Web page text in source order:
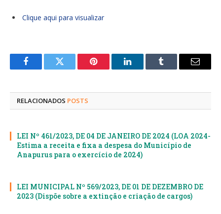
Clique aqui para visualizar
FacebookTwitter Pinterest LinkedInTumblr
E-
RELACIONADOS POSTS
LEI Nº 461/2023, DE 04 DE JANEIRO DE 2024 (LOA 2024-
Estima a receita e fixa a despesa do Município de
Anapurus para o exercício de 2024)
LEI MUNICIPAL Nº 569/2023, DE 01 DE DEZEMBRO DE
2023 (Dispõe sobre a extinção e criação de cargos)